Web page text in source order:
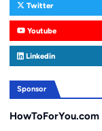
Twitter
Youtube
Linkedin
Sponsor
HowToForYou.com